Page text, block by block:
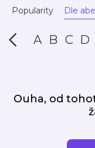
Popularity Dle
A B C D
Ouha, od